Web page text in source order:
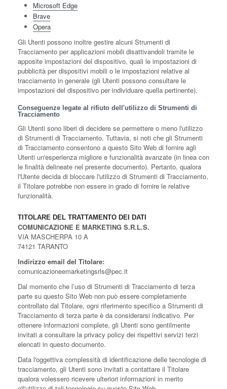
Microsoft Edge
Brave
Opera
Gli Utenti possono inoltre gestire alcuni Strumenti di
Tracciamento per applicazioni mobili disattivandoli tramite le
apposite impostazioni del dispositivo, quali le impostazioni di
pubblicità per dispositivi mobili o le impostazioni relative al
tracciamento in generale (gli Utenti possono consultare le
impostazioni del dispositivo per individuare quella pertinente).
Conseguenze legate al rifiuto dell'utilizzo di Strumenti di
Tracciamento
Gli Utenti sono liberi di decidere se permettere o meno l'utilizzo
di Strumenti di Tracciamento. Tuttavia, si noti che gli Strumenti
di Tracciamento consentono a questo Sito Web di fornire agli
Utenti un'esperienza migliore e funzionalità avanzate (in linea con
le finalità delineate nel presente documento). Pertanto, qualora
l'Utente decida di bloccare l'utilizzo di Strumenti di Tracciamento,
il Titolare potrebbe non essere in grado di fornire le relative
funzionalità.
TITOLARE DEL TRATTAMENTO DEI DATI
COMUNICAZIONE E MARKETING S.R.L.S.
VIA MASCHERPA 10 A
74121 TARANTO
Indirizzo email del Titolare:
comunicazioneemarketingsrls@pec.it
Dal momento che l’uso di Strumenti di Tracciamento di terza
parte su questo Sito Web non può essere completamente
controllato dal Titolare, ogni riferimento specifico a Strumenti di
Tracciamento di terza parte è da considerarsi indicativo. Per
ottenere informazioni complete, gli Utenti sono gentilmente
invitati a consultare la privacy policy dei rispettivi servizi terzi
elencati in questo documento.
Data l'oggettiva complessità di identificazione delle tecnologie di
tracciamento, gli Utenti sono invitati a contattare il Titolare
qualora volessero ricevere ulteriori informazioni in merito